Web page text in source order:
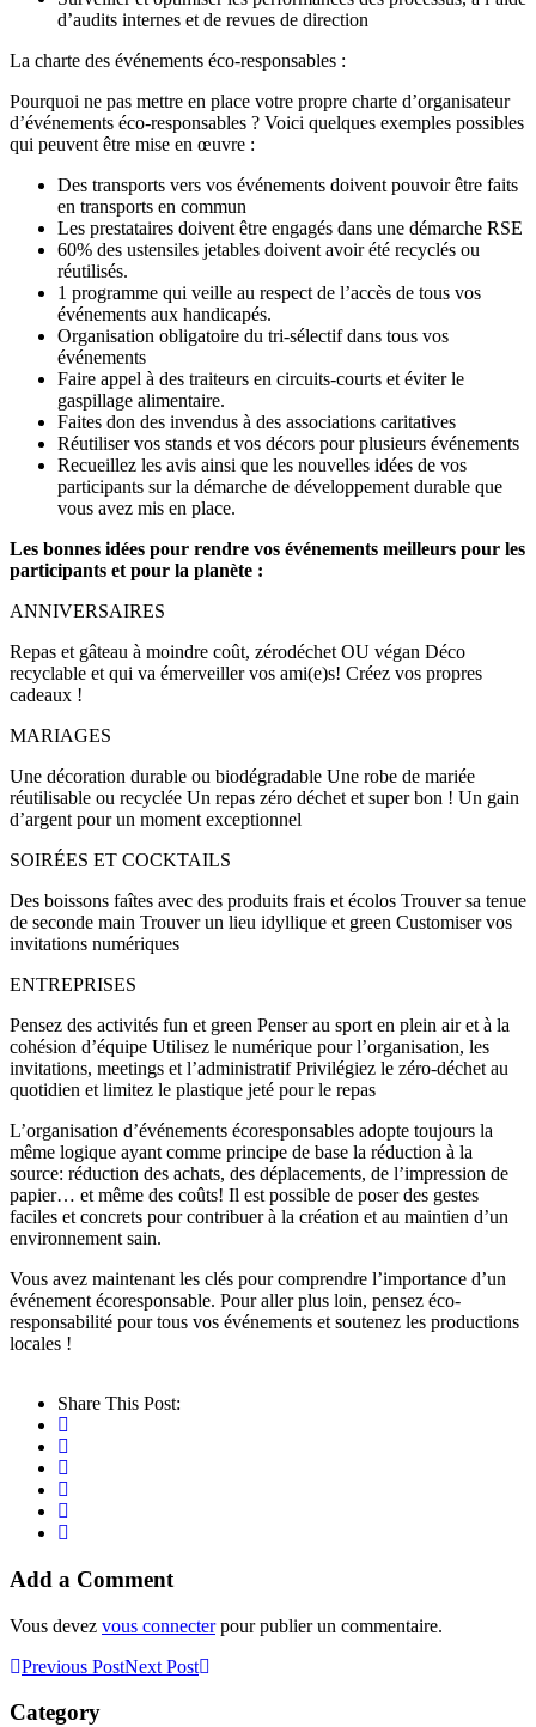
d’audits internes et de revues de direction
La charte des événements éco-responsables :
Pourquoi ne pas mettre en place votre propre charte d’organisateur
d’événements éco-responsables ? Voici quelques exemples possibles
qui peuvent être mise en œuvre :
Des transports vers vos événements doivent pouvoir être faits
en transports en commun
Les prestataires doivent être engagés dans une démarche RSE
60% des ustensiles jetables doivent avoir été recyclés ou
réutilisés.
1 programme qui veille au respect de l’accès de tous vos
événements aux handicapés.
Organisation obligatoire du tri-sélectif dans tous vos
événements
Faire appel à des traiteurs en circuits-courts et éviter le
gaspillage alimentaire.
Faites don des invendus à des associations caritatives
Réutiliser vos stands et vos décors pour plusieurs événements
Recueillez les avis ainsi que les nouvelles idées de vos
participants sur la démarche de développement durable que
vous avez mis en place.
Les bonnes idées pour rendre vos événements meilleurs pour les
participants et pour la planète :
ANNIVERSAIRES
Repas et gâteau à moindre coût, zérodéchet OU végan Déco
recyclable et qui va émerveiller vos ami(e)s! Créez vos propres
cadeaux !
MARIAGES
Une décoration durable ou biodégradable Une robe de mariée
réutilisable ou recyclée Un repas zéro déchet et super bon ! Un gain
d’argent pour un moment exceptionnel
SOIRÉES ET COCKTAILS
Des boissons faîtes avec des produits frais et écolos Trouver sa tenue
de seconde main Trouver un lieu idyllique et green Customiser vos
invitations numériques
ENTREPRISES
Pensez des activités fun et green Penser au sport en plein air et à la
cohésion d’équipe Utilisez le numérique pour l’organisation, les
invitations, meetings et l’administratif Privilégiez le zéro-déchet au
quotidien et limitez le plastique jeté pour le repas
L’organisation d’événements écoresponsables adopte toujours la
même logique ayant comme principe de base la réduction à la
source: réduction des achats, des déplacements, de l’impression de
papier… et même des coûts! Il est possible de poser des gestes
faciles et concrets pour contribuer à la création et au maintien d’un
environnement sain.
Vous avez maintenant les clés pour comprendre l’importance d’un
événement écoresponsable. Pour aller plus loin, pensez éco-
responsabilité pour tous vos événements et soutenez les productions
locales !
Share This Post:
Add a Comment
Vous devez vous connecterpour publier un commentaire.
Previous PostNext Post
Category